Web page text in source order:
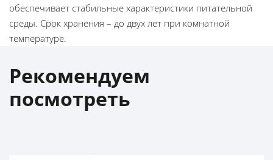
обеспечивает стабильные характеристики питательной
среды. Срок хранения – до двух лет при комнатной
температуре.
Рекомендуем
посмотреть